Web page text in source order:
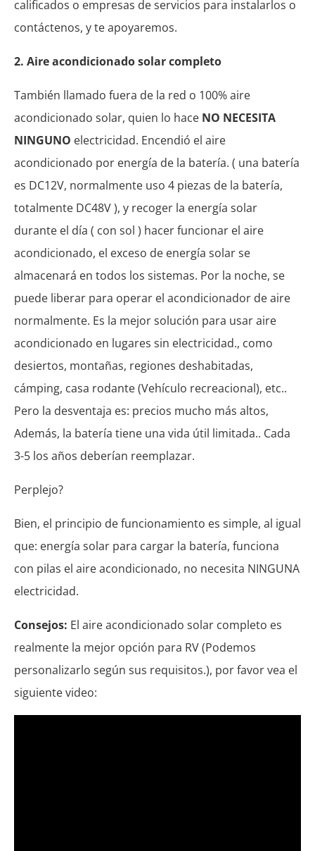
calificados o empresas de servicios para instalarlos o
contáctenos, y te apoyaremos.
2. Aire acondicionado solar completo
También llamado fuera de la red o 100% aire
acondicionado solar, quien lo hace NO NECESITA
NINGUNO electricidad. Encendió el aire
acondicionado por energía de la batería. ( una batería
es DC12V, normalmente uso 4 piezas de la batería,
totalmente DC48V ), y recoger la energía solar
durante el día ( con sol ) hacer funcionar el aire
acondicionado, el exceso de energía solar se
almacenará en todos los sistemas. Por la noche, se
puede liberar para operar el acondicionador de aire
normalmente. Es la mejor solución para usar aire
acondicionado en lugares sin electricidad., como
desiertos, montañas, regiones deshabitadas,
cámping, casa rodante (Vehículo recreacional), etc..
Pero la desventaja es: precios mucho más altos,
Además, la batería tiene una vida útil limitada.. Cada
3-5 los años deberían reemplazar.
Perplejo?
Bien, el principio de funcionamiento es simple, al igual
que: energía solar para cargar la batería, funciona
con pilas el aire acondicionado, no necesita NINGUNA
electricidad.
Consejos: El aire acondicionado solar completo es
realmente la mejor opción para RV (Podemos
personalizarlo según sus requisitos.), por favor vea el
siguiente video: